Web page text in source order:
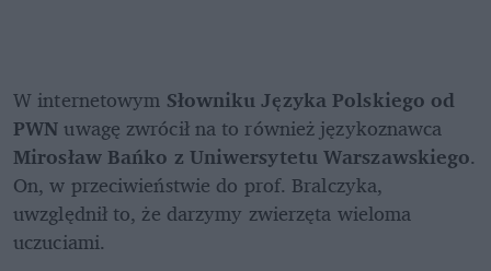
W internetowym Słowniku Języka Polskiego od
PWN
Mirosław Bańko z Uniwersytetu Warszawskiego.
On, w przeciwieństwie do prof. Bralczyka,
uwzględnił to, że darzymy zwierzęta wieloma
uczuciami.